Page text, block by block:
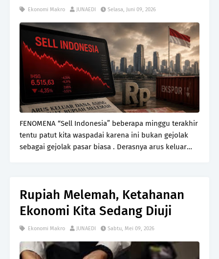
Ekonomi Makro JUNAEDI Selasa, Juni 09, 2026
FENOMENA “Sell Indonesia” beberapa minggu terakhir
tentu patut kita waspadai karena ini bukan gejolak
sebagai gejolak pasar biasa . Derasnya arus keluar
Rupiah Melemah, Ketahanan
Ekonomi Kita Sedang Diuji
Ekonomi Makro JUNAEDI Sabtu, Mei 09, 2026